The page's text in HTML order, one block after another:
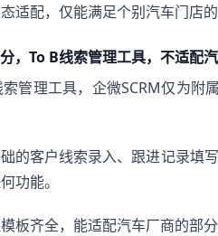
适配，仅能满足个别汽车门店
，To B线索管理工具，不适配
管理工具，企微SCRM仅为附
的客户线索录入、跟进记录填
功能。
板齐全，能适配汽车厂商的部